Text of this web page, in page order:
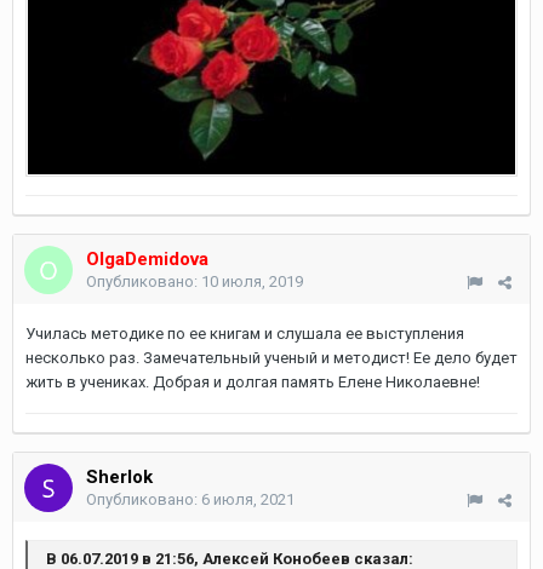
OlgaDemidova
Опубликовано: 10 июля, 2019
Училась методике по ее книгам и слушала ее выступления
несколько раз. Замечательный ученый и методист! Ее дело будет
жить в учениках. Добрая и долгая память Елене Николаевне!
Sherlok
Опубликовано: 6 июля, 2021
В 06.07.2019 в 21:56, Алексей Конобеев сказал: